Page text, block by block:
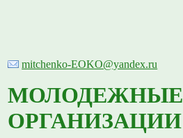
mitchenko-EOKO@yandex.ru
МОЛОДЕЖНЫЕ
ОРГАНИЗАЦИИ